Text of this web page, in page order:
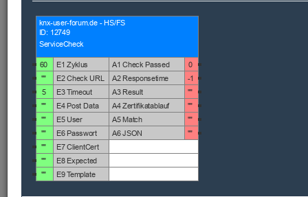
ETS Produktdatenbanken
Downloads
ID Hauptkategorie
12749 Homeserver